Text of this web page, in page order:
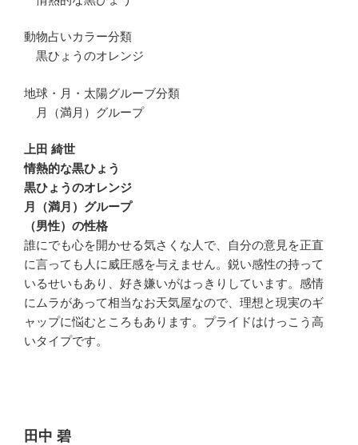
動物占いカラー分類
黒ひょうのオレンジ
地球・月・太陽グルーブ分類
月（満月）グループ
上田 綺世
情熱的な黒ひょう
黒ひょうのオレンジ
月（満月）グループ
（男性）の性格
誰にでも心を開かせる気さくな人で、自分の意見を正直
に言っても人に威圧感を与えません。鋭い感性の持って
いるせいもあり、好き嫌いがはっきりしています。感情
にムラがあって相当なお天気屋なので、理想と現実のギ
ャップに悩むところもあります。プライドはけっこう高
いタイプです。
田中 碧